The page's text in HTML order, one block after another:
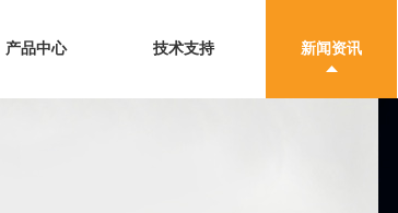
产品中心 技术支持 新闻资讯